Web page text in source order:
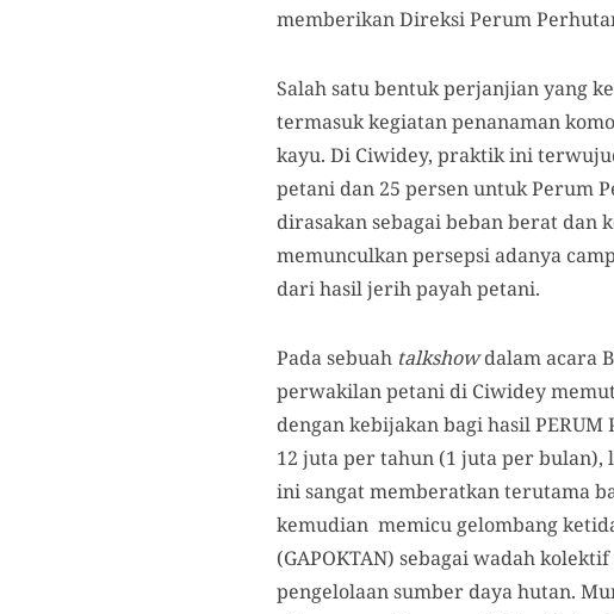
memberikan Direksi Perum
Salah satu bentuk perjanjian yang
termasuk kegiatan penanaman
kayu. Di Ciwidey, praktik ini
petani dan 25 persen untuk Perum
dirasakan sebagai beban berat dan
memunculkan persepsi adanya
dari hasil jerih payah petani.
Pada sebuah talkshowdalam acara
perwakilan petani di Ciwidey
dengan kebijakan bagi hasil
12 juta per tahun (1 juta per bulan),
ini sangat memberatkan terutama
kemudian memicu gelombang
(GAPOKTAN) sebagai wadah
pengelolaan sumber daya hutan.